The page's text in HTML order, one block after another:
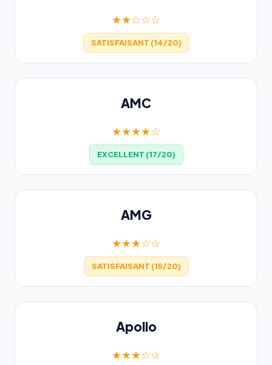
★★☆☆☆
SATISFAISANT (14/20)
AMC
★★★★☆
EXCELLENT (17/20)
AMG
★★★☆☆
SATISFAISANT (15/20)
Apollo
★★★☆☆